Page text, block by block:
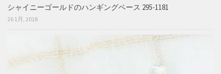
シャイニーゴールドのハンギングベース 295-1181
26 1月, 2018